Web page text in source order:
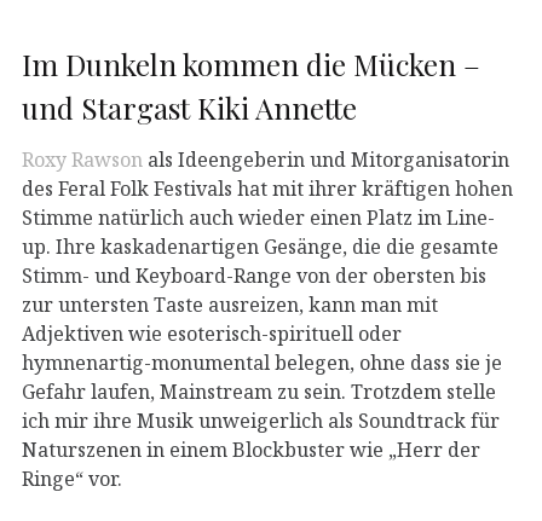
Im Dunkeln kommen die Mücken –
und Stargast Kiki Annette
Roxy Rawson als Ideengeberin und Mitorganisatorin
des Feral Folk Festivals hat mit ihrer kräftigen hohen
Stimme natürlich auch wieder einen Platz im Line-
up. Ihre kaskadenartigen Gesänge, die die gesamte
Stimm- und Keyboard-Range von der obersten bis
zur untersten Taste ausreizen, kann man mit
Adjektiven wie esoterisch-spirituell oder
hymnenartig-monumental belegen, ohne dass sie je
Gefahr laufen, Mainstream zu sein. Trotzdem stelle
ich mir ihre Musik unweigerlich als Soundtrack für
Naturszenen in einem Blockbuster wie „Herr der
Ringe“ vor.